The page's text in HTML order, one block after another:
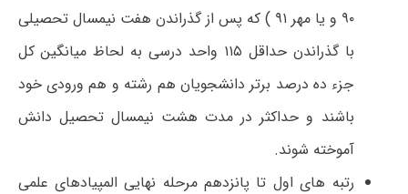
۹۰ و یا مهر ۹۱ ) که پس از گذراندن هفت نیمسال تحصیلی
با گذراندن حداقل ۱۱۵ واحد درسی به لحاظ میانگین کل
جزء ده درصد برتر دانشجویان هم رشته و هم ورودی خود
باشند و حداکثر در مدت هشت نیمسال تحصیل دانش
آموخته شوند.
رتبه های اول تا پانزدهم مرحله نهایی المپیادهای علمی